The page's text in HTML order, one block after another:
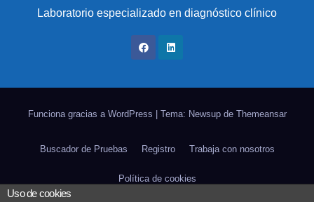
Laboratorio especializado en diagnóstico clínico
Funciona gracias a WordPress Tema: Newsup de Themeansar
Buscador de Pruebas Registro Trabaja con nosotros
Política de cookies
Uso de cookies